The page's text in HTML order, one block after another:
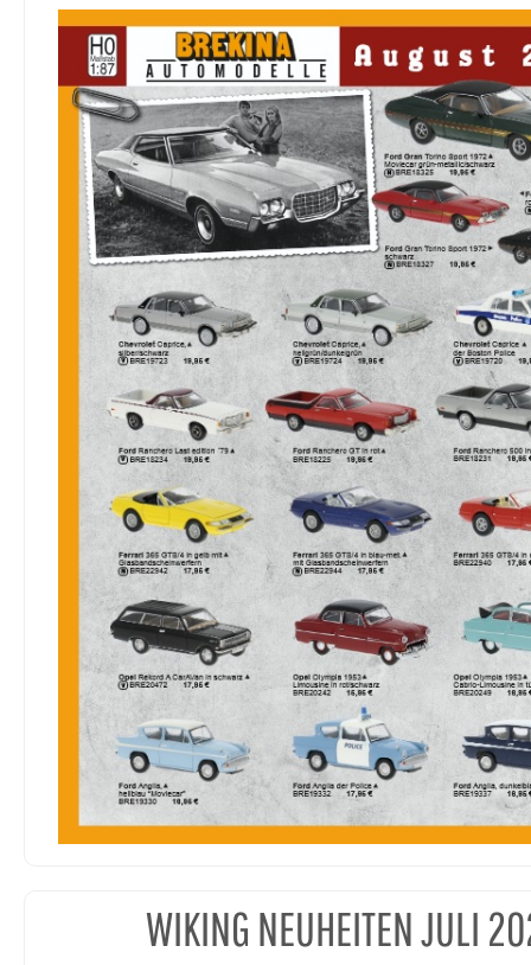
WIKING NEUHEITEN JULI